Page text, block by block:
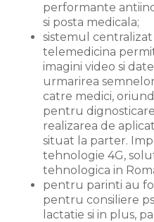
performante
si posta medicala;
sistemul
telemedicina
imagini video si
urmarirea
catre medici,
pentru
realizarea de
situat la parter.
tehnologie 4G,
tehnologica in
pentru parinti au
pentru consiliere
lactatie si in plus,